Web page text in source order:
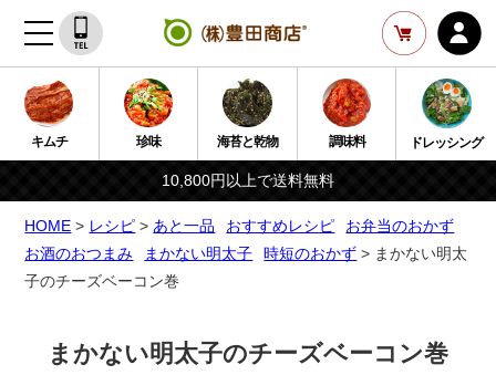
キムチ 珍味 海苔と乾物 調味料 ドレッシング
10,800円以上で送料無料
HOME > レシピ > あと一品 おすすめレシピ
お弁当のおかず
お酒のおつまみ
まかない明太子 時短のおかず > まかない明太
子のチーズベーコン巻
まかない明太子のチーズベーコン巻